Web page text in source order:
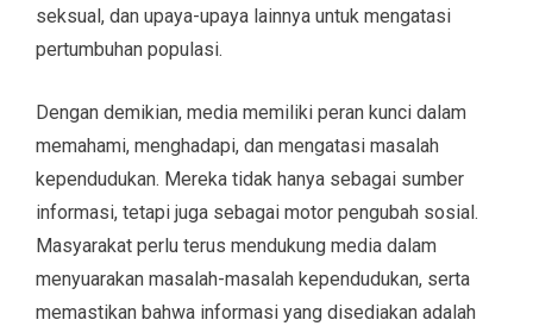
seksual, dan upaya-upaya lainnya untuk mengatasi
pertumbuhan populasi.
Dengan demikian, media memiliki peran kunci dalam
memahami, menghadapi, dan mengatasi masalah
kependudukan. Mereka tidak hanya sebagai sumber
informasi, tetapi juga sebagai motor pengubah sosial.
Masyarakat perlu terus mendukung media dalam
menyuarakan masalah-masalah kependudukan, serta
memastikan bahwa informasi yang disediakan adalah